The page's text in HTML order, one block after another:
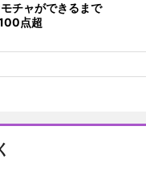
チャができるまで
点超